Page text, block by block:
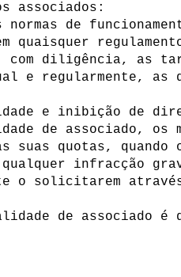
associados:
de
quaisquer
com diligência, as
e regularmente, as
e inibição de
de associado, os
as suas quotas,
qualquer infracção
o solicitarem
de associado